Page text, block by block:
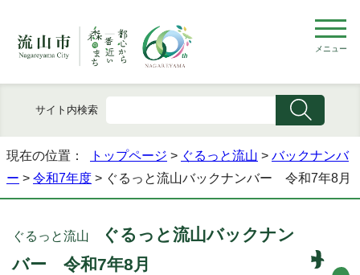
メニュー
サイト内検索
現在の位置： トップページ > ぐるっと流山 > バックナンバ
ー > 令和7年度 > ぐるっと流山バックナンバー 令和7年8月
ぐるっと流山
ぐるっと流山バックナン
バー 令和7年8月